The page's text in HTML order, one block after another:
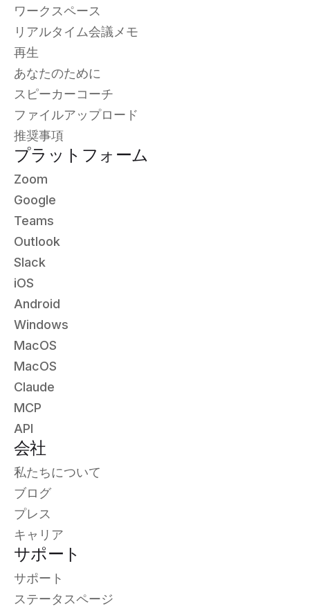
ワークスペース
リアルタイム会議メモ
再生
あなたのために
スピーカーコーチ
ファイルアップロード
推奨事項
プラットフォーム
Zoom
Google
Teams
Outlook
Slack
iOS
Android
Windows
MacOS
MacOS
Claude
MCP
API
会社
私たちについて
ブログ
プレス
キャリア
サポート
サポート
ステータスページ